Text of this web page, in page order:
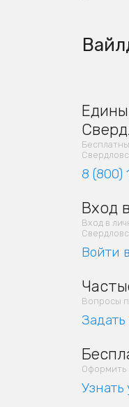
8 (800)
Вход
Вход в
Войти
Вопросы
Задать
Оформить
Узнать